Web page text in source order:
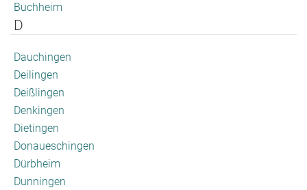
Buchheim
D
Dauchingen
Deilingen
Deißlingen
Denkingen
Dietingen
Donaueschingen
Dürbheim
Dunningen